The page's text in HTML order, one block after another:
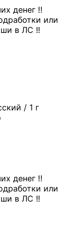
денег ‼️
или
в ЛС !!
/ 1 г
денег ‼️
или
в ЛС !!